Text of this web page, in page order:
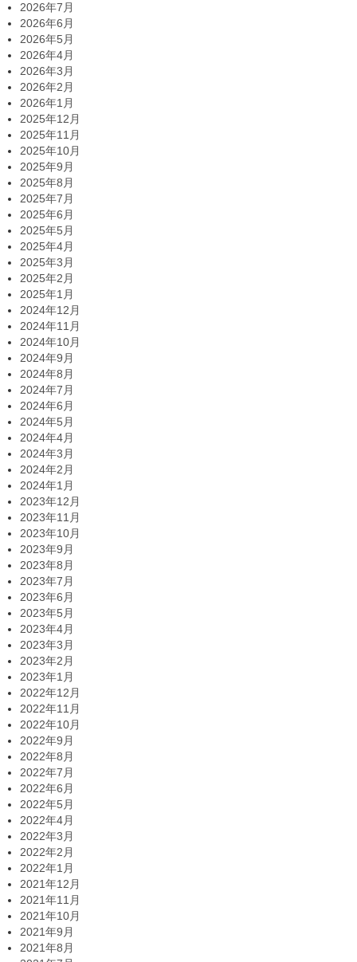
2026年7月
2026年6月
2026年5月
2026年4月
2026年3月
2026年2月
2026年1月
2025年12月
2025年11月
2025年10月
2025年9月
2025年8月
2025年7月
2025年6月
2025年5月
2025年4月
2025年3月
2025年2月
2025年1月
2024年12月
2024年11月
2024年10月
2024年9月
2024年8月
2024年7月
2024年6月
2024年5月
2024年4月
2024年3月
2024年2月
2024年1月
2023年12月
2023年11月
2023年10月
2023年9月
2023年8月
2023年7月
2023年6月
2023年5月
2023年4月
2023年3月
2023年2月
2023年1月
2022年12月
2022年11月
2022年10月
2022年9月
2022年8月
2022年7月
2022年6月
2022年5月
2022年4月
2022年3月
2022年2月
2022年1月
2021年12月
2021年11月
2021年10月
2021年9月
2021年8月